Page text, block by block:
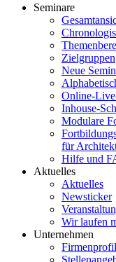
Seminare
Zielgruppen
Neue
Online-
Inhouse-
Modulare
für
Hilfe und
Aktuelles
Aktuelles
Newsticker
Wir laufen
Unternehmen
Firmenprofil